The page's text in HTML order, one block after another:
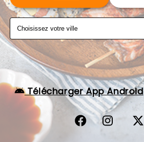
Télécharger App Android